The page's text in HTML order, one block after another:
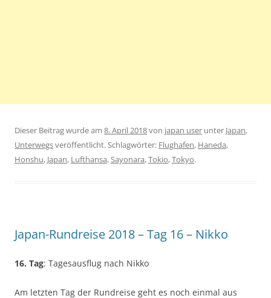
Dieser Beitrag wurde am 8. April 2018von japan user unter Japan,
Unterwegsveröffentlicht. Schlagwörter: Flughafen, Haneda,
Honshu, Japan, Lufthansa,Sayonara,Tokio,Tokyo.
Japan-Rundreise 2018 – Tag 16 – Nikko
16. Tag: Tagesausflug nach Nikko
Am letzten Tag der Rundreise geht es noch einmal aus